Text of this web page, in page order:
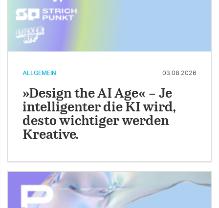
ALLGEMEIN 03.08.2026
»Design the AI Age« – Je
intelligenter die KI wird,
desto wichtiger werden
Kreative.